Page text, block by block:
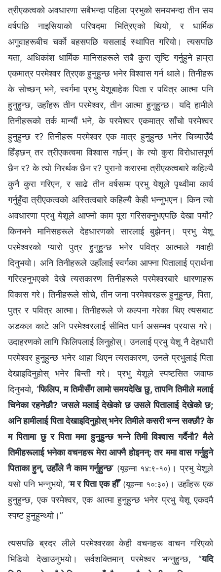
त्रीएकत्वको अवधारणा सबैभन्दा पहिला प्रभुको समयभन्दा तीन सय
वर्षपछि नाइसियाको परिषदमा भित्रिएको थियो, र धार्मिक
अगुवाहरूबीच चर्को बहसपछि यसलाई स्थापित गरियो। त्यसपछि
यता, अधिकांश धार्मिक मानिसहरूले सबै कुरा सृष्टि गर्नुहुने हाम्रा
एकमात्र परमेश्‍वर त्रिएक हुनुहुन्छ भनेर विश्‍वास गर्न थाले। तिनीहरू
के सोच्छन् भने, स्वर्गमा प्रभु येशूबाहेक पिता र पवित्र आत्मा पनि
हुनुहुन्छ, उहाँहरू तीन परमेश्‍वर, तीन आत्मा हुनुहुन्छ। यदि हामीले
तिनीहरूको तर्क मान्यौं भने, के परमेश्‍वर एकमात्र साँचो परमेश्‍वर
हुनुहुन्छ र? तिनीहरू परमेश्‍वर एक मात्र हुनुहुन्छ भनेर चिच्याउँदै
हिँड्छन् तर त्रीएकत्वमा विश्‍वास गर्छन्। के त्यो कुरा विरोधासपूर्ण
छैन र? के त्यो निरर्थक छैन र? पुरानो करारमा त्रीएकत्वबारे कहिल्यै
कुनै कुरा गरिएन, र साढे तीन वर्षसम्म प्रभु येशूले पृथ्वीमा कार्य
गर्नुहुँदा त्रीएकत्वको अस्तित्वबारे कहिल्यै केही भन्नुभएन। किन त्यो
अवधारणा प्रभु येशूले आफ्नो काम पूरा गरिसक्नुभएपछि देखा पर्यो?
किनभने मानिसहरूले देहधारणको सारलाई बुझेनन्। प्रभु येशू
परमेश्‍वरको प्यारो पुत्र हुनुहुन्छ भनेर पवित्र आत्माले गवाही
दिनुभयो। अनि तिनीहरूले उहाँलाई स्वर्गका आफ्ना पितालाई प्रार्थना
गरिरहनुभएको देखे त्यसकारण तिनीहरूले परमेश्‍वरबारे धारणाहरू
विकास गरे। तिनीहरूले सोचे, तीन जना परमेश्‍वरहरू हुनुहुन्छ, पिता,
पुत्र र पवित्र आत्मा। तिनीहरूले जे कल्पना गरेका थिए त्यसबाट
अडकल काटे अनि परमेश्‍वरलाई सीमित पार्न असम्भव प्रयास गरे।
उदाहरणको लागि फिलिपलाई लिनुहोस्। उनलाई प्रभु येशू नै देहधारी
परमेश्‍वर हुनुहुन्छ भनेर थाहा थिएन त्यसकारण, उनले प्रभुलाई पिता
देखाइदिनुहोस् भनेर बिन्ती गरे। प्रभु येशूले स्पष्टसित जवाफ
दिनुभयो, ‘फिलिप, म तिमीसँग लामो समयदेखि छु, तापनि तिमीले मलाई
चिनेका रहनेछौ? जसले मलाई देखेको छ उसले पितालाई देखेको छ;
अनि हामीलाई पिता देखाइदिनुहोस् भनेर तिमीले कसरी भन्‍न सक्छौ? के
म पितामा छु र पिता ममा हुनुहुन्छ भन्‍ने तिमी विश्‍वास गर्दैनौ? मैले
तिमीहरूलाई भनेका वचनहरू मेरा आफ्नै होइनन्: तर ममा वास गर्नुहुने
पिताका हुन्, उहाँले नै काम गर्नुहुन्छ’ (यूहन्‍ना १४:९-१०) । प्रभु येशूले
यसो पनि भन्नुभयो, ‘म र पिता एक हौँ’ (यूहन्‍ना १०:३०) । उहाँहरू एक
हुनुहुन्छ, एक परमेश्‍वर, एक आत्मा हुनुहुन्छ भनेर प्रभु येशू एकदमै
स्पष्ट हुनुहुन्थ्यो।”
त्यसपछि ब्रदर लीले परमेश्‍वरका केही वचनहरू वाचन गरिएको
भिडियो देखाउनुभयो। सर्वशक्तिमान्‌ परमेश्‍वर भन्नुहुन्छ, “यदि